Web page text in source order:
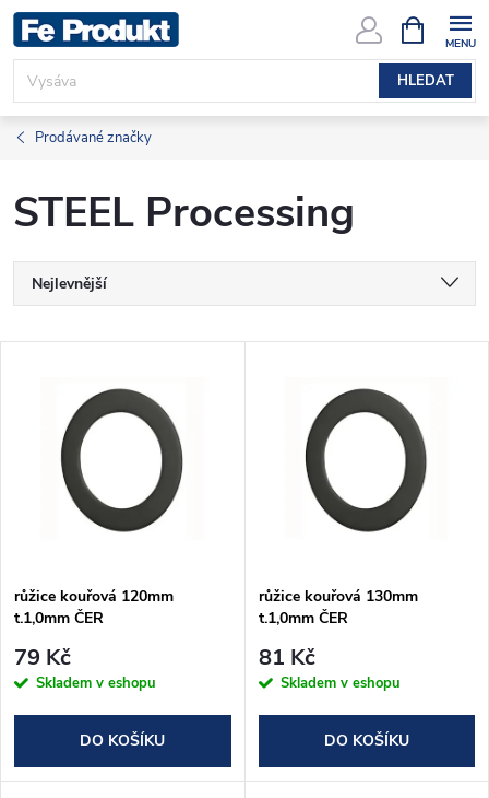
Přejít
na
obsah
HLEDAT
NÁKUPNÍ
KOŠÍK
Prodávané značky
STEEL Processing
Ř
a
p
r
o
d
Nejlevnější
Abecedně
s
p
r
růžice kouřová 120mm
t.1,0mm ČER
79 Kč
Skladem v eshopu
DO KOŠÍKU
růžice kouřová 130mm
t.1,0mm ČER
81 Kč
Skladem v eshopu
DO KOŠÍKU